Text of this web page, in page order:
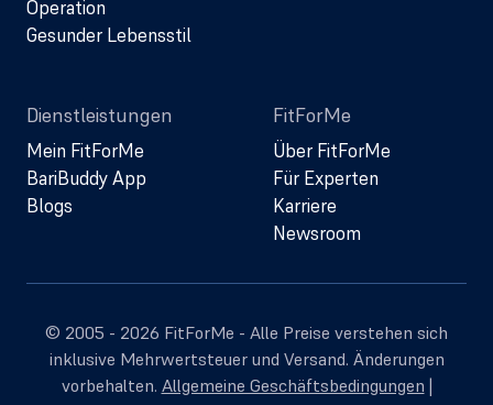
Operation
Gesunder Lebensstil
Dienstleistungen
Mein FitForMe
BariBuddy App
Blogs
FitForMe
Über FitForMe
Für Experten
Karriere
Newsroom
© 2005 - 2026 FitForMe - Alle Preise verstehen sich
inklusive Mehrwertsteuer und Versand. Änderungen
vorbehalten. Allgemeine Geschäftsbedingungen |